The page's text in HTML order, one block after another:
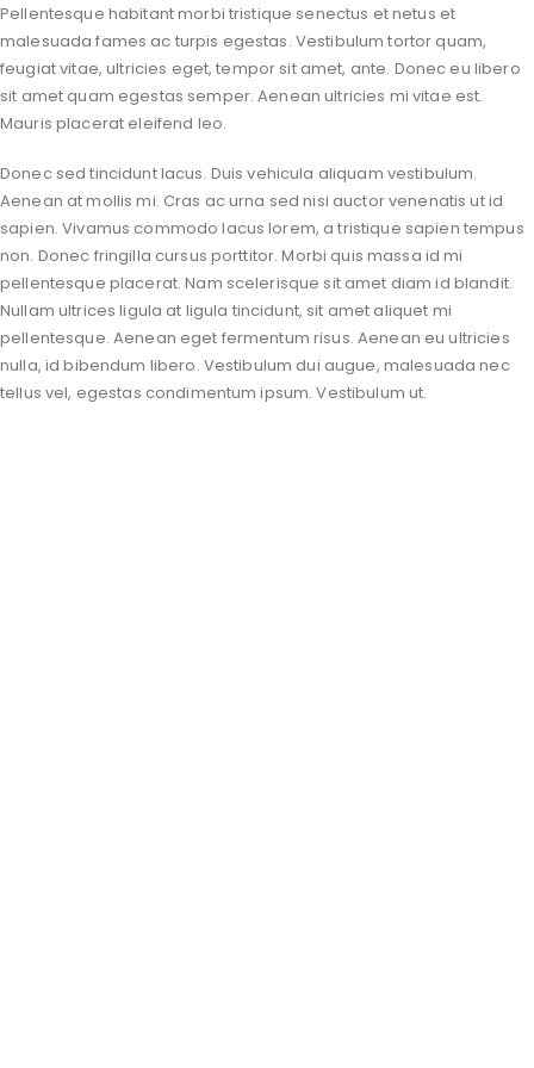
Pellentesque habitant morbi tristique senectus et netus et
malesuada fames ac turpis egestas. Vestibulum tortor quam,
feugiat vitae, ultricies eget, tempor sit amet, ante. Donec eu libero
sit amet quam egestas semper. Aenean ultricies mi vitae est.
Mauris placerat eleifend leo.
Donec sed tincidunt lacus. Duis vehicula aliquam vestibulum.
Aenean at mollis mi. Cras ac urna sed nisi auctor venenatis ut id
sapien. Vivamus commodo lacus lorem, a tristique sapien tempus
non. Donec fringilla cursus porttitor. Morbi quis massa id mi
pellentesque placerat. Nam scelerisque sit amet diam id blandit.
Nullam ultrices ligula at ligula tincidunt, sit amet aliquet mi
pellentesque. Aenean eget fermentum risus. Aenean eu ultricies
nulla, id bibendum libero. Vestibulum dui augue, malesuada nec
tellus vel, egestas condimentum ipsum. Vestibulum ut.